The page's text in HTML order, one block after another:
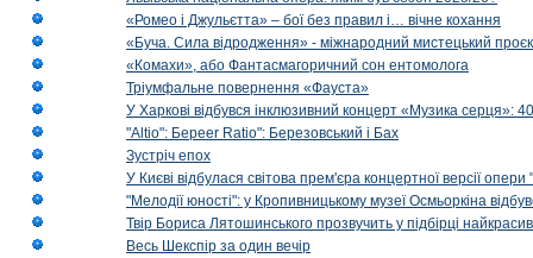
«Ромео і Джульєтта» – бої без правил і… вічне кохання
«Буча. Сила відродження» - міжнародний мистецький
«Комахи», або Фантасмагоричний сон ентомолога
Тріумфальне повернення «Фауста»
У Харкові відбувся інклюзивний концерт «Музика серця»:
"Altio": Береer Ratio": Березовський і Бах
Зустріч епох
У Києві відбулася світова прем'єра концертної версії
"Мелодії юності": у Кропивницькому музеї Осмьоркіна
Твір Бориса Лятошинського прозвучить у підбірці
Весь Шекспір за один вечір